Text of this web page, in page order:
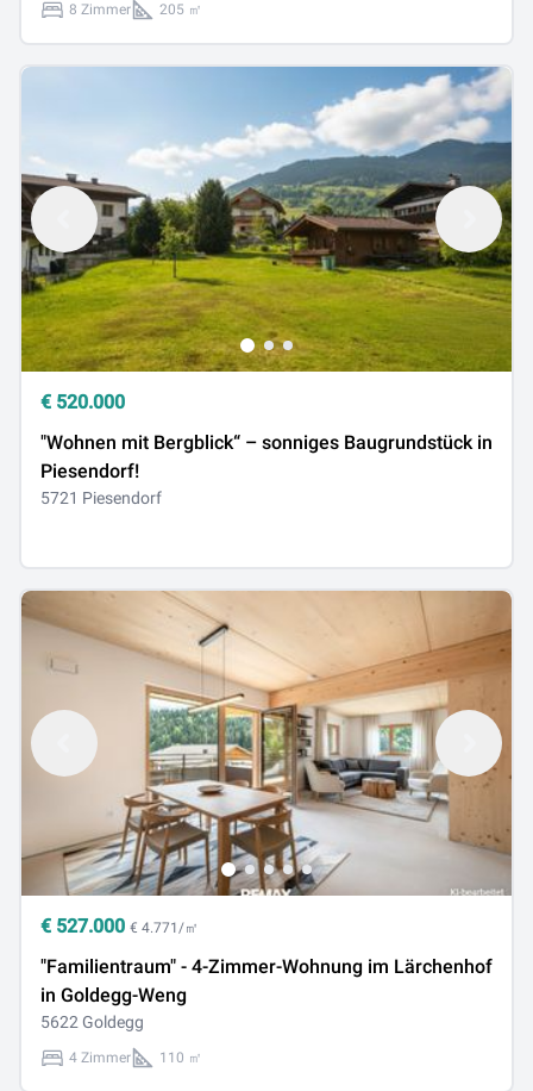
8 Zimmer 205 ㎡
€ 520.000
"Wohnen mit Bergblick“ – sonniges Baugrundstück in
Piesendorf!
5721 Piesendorf
€ 527.000 € 4.771/㎡
"Familientraum" - 4-Zimmer-Wohnung im Lärchenhof
in Goldegg-Weng
5622 Goldegg
4 Zimmer 110 ㎡